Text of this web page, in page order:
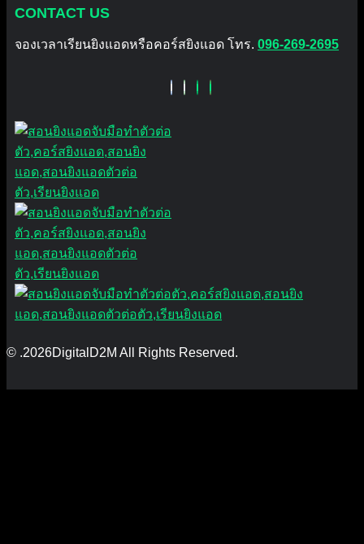
CONTACT US
จองเวลาเรียนยิงแอดหรือคอร์สยิงแอด โทร. 096-269-2695
© .2026DigitalD2M All Rights Reserved.